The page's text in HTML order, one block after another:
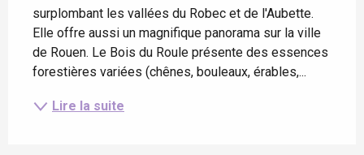
surplombant les vallées du Robec et de l'Aubette.
Elle offre aussi un magnifique panorama sur la ville
de Rouen. Le Bois du Roule présente des essences
forestières variées (chênes, bouleaux, érables,...
Lire la suite